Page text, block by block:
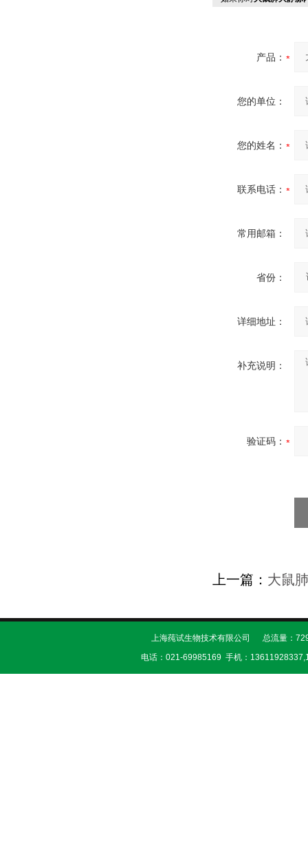
产品：
您的单位：
您的姓名：
联系电话：
常用邮箱：
省份：
详细地址：
补充说明：
验证码：
上一篇： 大鼠
上海莼试生物技术有限公司 总流量：
电话：021-69985169 手机：